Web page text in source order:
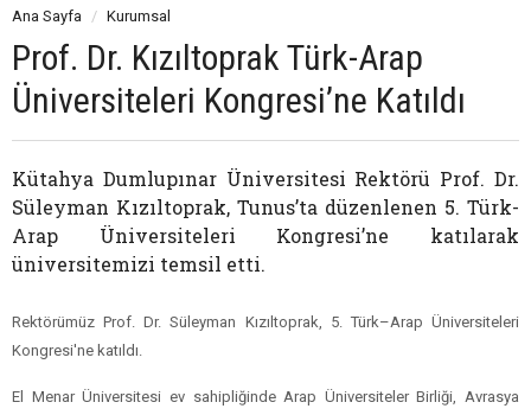
Ana Sayfa Kurumsal
Prof. Dr. Kızıltoprak Türk-Arap
Üniversiteleri Kongresi’ne Katıldı
Kütahya Dumlupınar Üniversitesi Rektörü Prof. Dr.
Süleyman Kızıltoprak, Tunus’ta düzenlenen 5. Türk-
Arap Üniversiteleri Kongresi’ne katılarak
üniversitemizi temsil etti.
Rektörümüz Prof. Dr. Süleyman Kızıltoprak, 5. Türk–Arap Üniversiteleri
Kongresi'ne katıldı.
El Menar Üniversitesi ev sahipliğinde Arap Üniversiteler Birliği, Avrasya